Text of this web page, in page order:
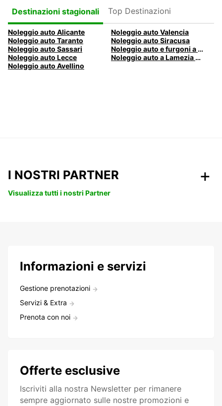
Destinazioni stagionali
Top Destinazioni
Noleggio auto Alicante
Noleggio auto Valencia
Noleggio auto Taranto
Noleggio auto Siracusa
Noleggio auto Sassari
Noleggio auto e furgoni a Pescara
Noleggio auto Lecce
Noleggio auto a Lamezia Terme, Italia
Noleggio auto Avellino
I NOSTRI PARTNER
Visualizza tutti i nostri Partner
Informazioni e servizi
Gestione prenotazioni
Servizi & Extra
Prenota con noi
Offerte esclusive
Iscriviti alla nostra Newsletter per rimanere
sempre aggiornato sulle nostre promozioni e